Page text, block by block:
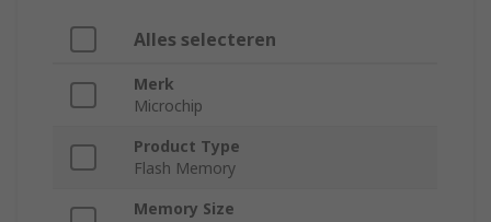
Alles selecteren
Merk
Microchip
Product Type
Flash Memory
Memory Size